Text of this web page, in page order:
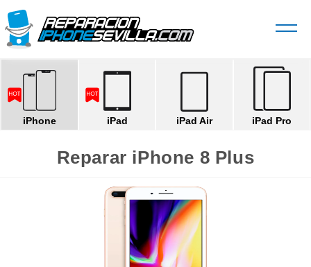
iPhone iPad iPad Air iPad Pro
Reparar iPhone 8 Plus